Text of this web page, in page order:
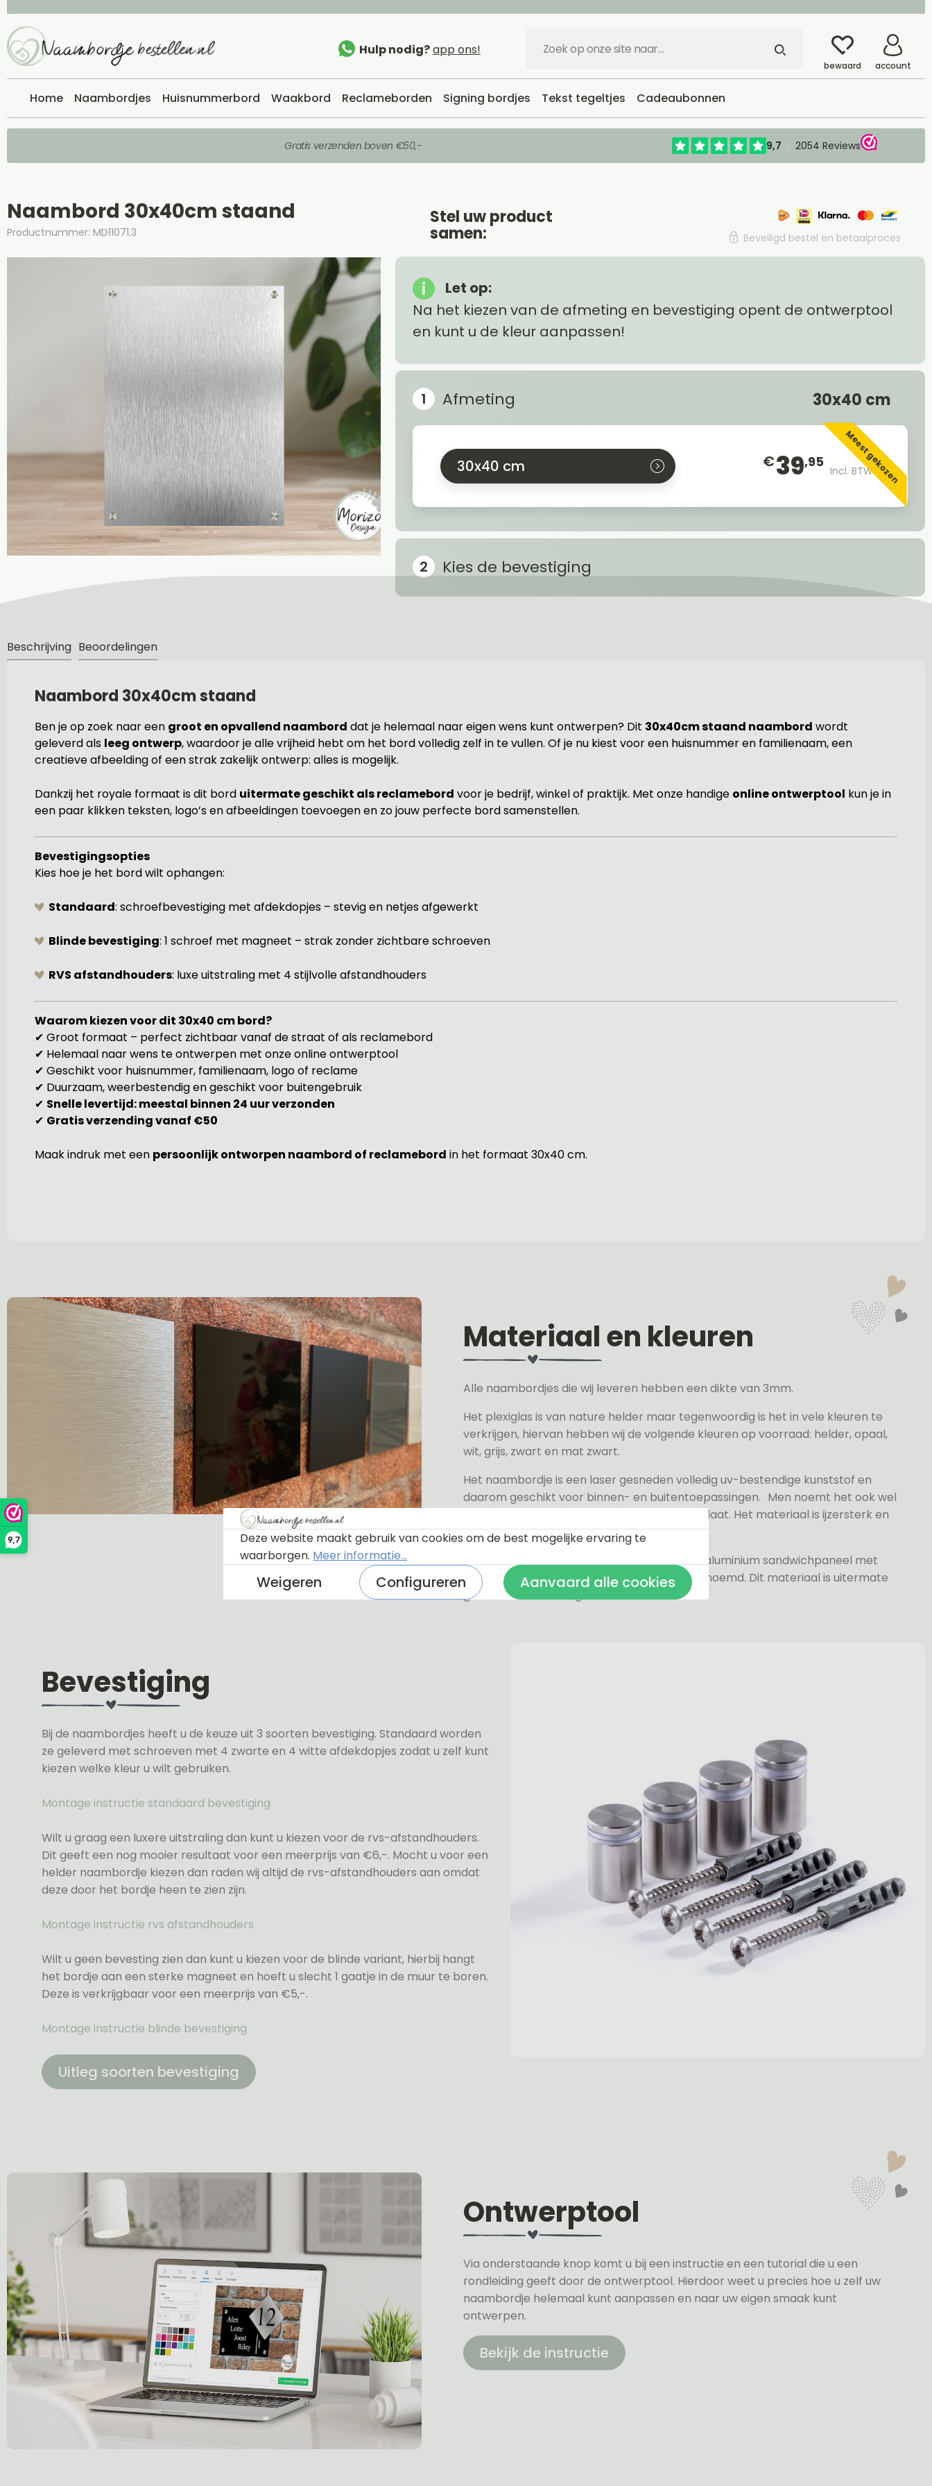
9,7
Hulp nodig?app ons!
bewaard account
Home Naambordjes Huisnummerbord Waakbord Reclameborden Signing bordjes Tekst tegeltjes Cadeaubonnen
Gratis verzenden boven €50,-
Naambord 30x40cm staand
Productnummer: MD11071.3
Stel uw product
samen: Beveiligd bestel en betaalproces
Let op:
Na het kiezen van de afmeting en bevestiging opent de ontwerptool
en kunt u de kleur aanpassen!
Afmeting 30x40 cm
Meest gekozen
30x40 cm €39,95
Incl. BTW
Kies de bevestiging
Beschrijving Beoordelingen
Naambord 30x40cm staand
Ben je op zoek naar een groot en opvallend naambord dat je helemaal naar eigen wens kunt ontwerpen? Dit 30x40cm staand naambord wordt
geleverd als leeg ontwerp, waardoor je alle vrijheid hebt om het bord volledig zelf in te vullen. Of je nu kiest voor een huisnummer en familienaam, een
creatieve afbeelding of een strak zakelijk ontwerp: alles is mogelijk.
Dankzij het royale formaat is dit bord uitermate geschikt als reclamebord voor je bedrijf, winkel of praktijk. Met onze handige online ontwerptool kun je in
een paar klikken teksten, logo’s en afbeeldingen toevoegen en zo jouw perfecte bord samenstellen.
Bevestigingsopties
Kies hoe je het bord wilt ophangen:
Standaard: schroefbevestiging met afdekdopjes – stevig en netjes afgewerkt
Blinde bevestiging: 1 schroef met magneet – strak zonder zichtbare schroeven
RVS afstandhouders: luxe uitstraling met 4 stijlvolle afstandhouders
Waarom kiezen voor dit 30x40 cm bord?
✔ Groot formaat – perfect zichtbaar vanaf de straat of als reclamebord
✔ Helemaal naar wens te ontwerpen met onze online ontwerptool
✔ Geschikt voor huisnummer, familienaam, logo of reclame
✔ Duurzaam, weerbestendig en geschikt voor buitengebruik
✔ Snelle levertijd: meestal binnen 24 uur verzonden
✔ Gratis verzending vanaf €50
Maak indruk met een persoonlijk ontworpen naambord of reclamebord in het formaat 30x40 cm.
Materiaal en kleuren
Alle naambordjes die wij leveren hebben een dikte van 3mm.
Het plexiglas is van nature helder maar tegenwoordig is het in vele kleuren te
verkrijgen, hiervan hebben wij de volgende kleuren op voorraad: helder, opaal,
wit, grijs, zwart en mat zwart.
Het naambordje is een laser gesneden volledig uv-bestendige kunststof en
daarom geschikt voor binnen- en buitentoepassingen. Men noemt het ook wel
een perspex naambordje of acrylaat naamplaat. Het materiaal is ijzersterk en
zeer licht.
De RVS-look naambordjes zijn gemaakt van aluminium sandwichpaneel met
een geborstelde toplaag. Ook wel dibond genoemd. Dit materiaal is uitermate
geschikt voor buitengebruik.
Bevestiging
Bij de naambordjes heeft u de keuze uit 3 soorten bevestiging. Standaard worden
ze geleverd met schroeven met 4 zwarte en 4 witte afdekdopjes zodat u zelf kunt
kiezen welke kleur u wilt gebruiken.
Montage instructie standaard bevestiging
Wilt u graag een luxere uitstraling dan kunt u kiezen voor de rvs-afstandhouders.
Dit geeft een nog mooier resultaat voor een meerprijs van €6,-. Mocht u voor een
helder naambordje kiezen dan raden wij altijd de rvs-afstandhouders aan omdat
deze door het bordje heen te zien zijn.
Montage instructie rvs afstandhouders
Wilt u geen bevesting zien dan kunt u kiezen voor de blinde variant, hierbij hangt
het bordje aan een sterke magneet en hoeft u slecht 1 gaatje in de muur te boren.
Deze is verkrijgbaar voor een meerprijs van €5,-.
Montage instructie blinde bevestiging
Uitleg soorten bevestiging
Ontwerptool
Via onderstaande knop komt u bij een instructie en een tutorial die u een
rondleiding geeft door de ontwerptool. Hierdoor weet u precies hoe u zelf uw
naambordje helemaal kunt aanpassen en naar uw eigen smaak kunt
ontwerpen.
Bekijk de instructie
Deze website maakt gebruik van cookies om de best mogelijke ervaring te
waarborgen. Meer informatie...
Weigeren Configureren Aanvaard alle cookies